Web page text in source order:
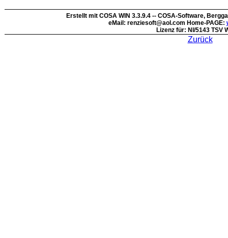
Erstellt mit COSA WIN 3.3.9.4 -- COSA-Software,
eMail: renziesoft@aol.com Home-PAGE:
Lizenz für: NI/5143 TSV
Zurück